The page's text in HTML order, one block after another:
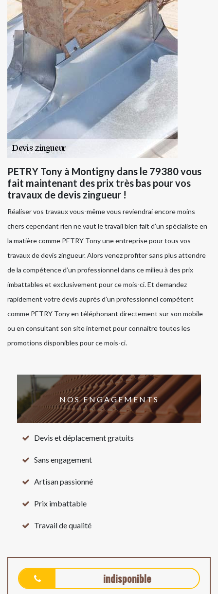
PETRY Tony à Montigny dans le 79380 vous
fait maintenant des prix très bas pour vos
travaux de devis zingueur !
Réaliser vos travaux vous-même vous reviendrai encore moins
chers cependant rien ne vaut le travail bien fait d’un spécialiste en
la matière comme PETRY Tony une entreprise pour tous vos
travaux de devis zingueur. Alors venez profiter sans plus attendre
de la compétence d’un professionnel dans ce milieu à des prix
imbattables et exclusivement pour ce mois-ci. Et demandez
rapidement votre devis auprès d’un professionnel compétent
comme PETRY Tony en téléphonant directement sur son mobile
ou en consultant son site internet pour connaitre toutes les
promotions disponibles pour ce mois-ci.
NOS ENGAGEMENTS
Devis et déplacement gratuits
Sans engagement
Artisan passionné
Prix imbattable
Travail de qualité
indisponible